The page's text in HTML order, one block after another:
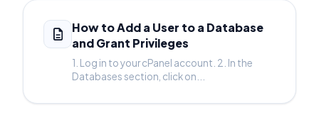
How to Add a User to a Database
and Grant Privileges
1. Log in to your cPanel account. 2. In the
Databases section, click on...